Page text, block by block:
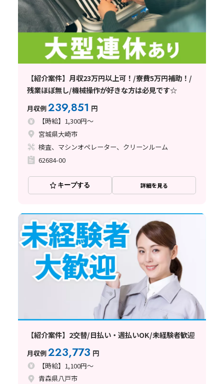
【紹介案件】月収23万円以上可！/寮費5万円補助！/
残業ほぼ無し/機械操作が好きな方は必見です☆
月収例239,851 円
【時給】1,300円～
宮城県大崎市
検査、マシンオペレーター、クリーンルーム
62684-00
キープする 詳細を見る
【紹介案件】2交替/日払い・週払いOK/未経験者歓迎
月収例223,773 円
【時給】1,100円～
青森県八戸市